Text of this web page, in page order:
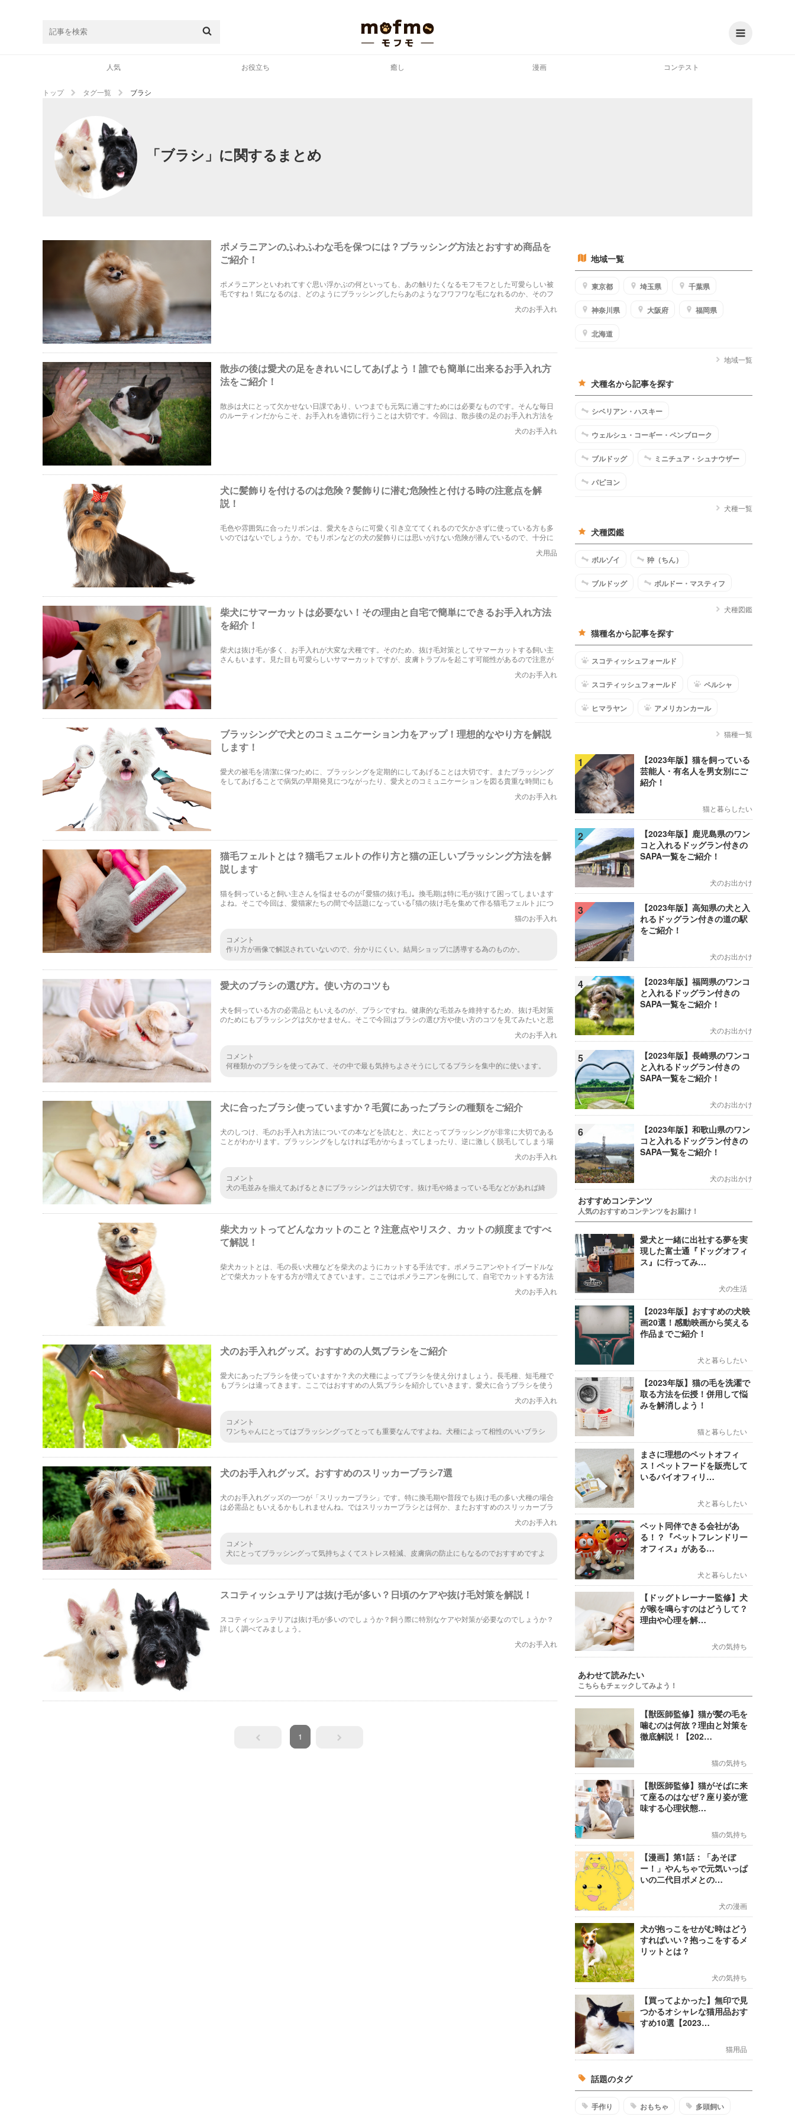
人気 お役立ち 癒し 漫画 コンテスト
トップ タグ一覧 ブラシ
「ブラシ」に関するまとめ
ポメラニアンのふわふわな毛を保つには？ブラッシング方法とおすすめ商品を
ご紹介！
ポメラニアンといわれてすぐ思い浮かぶの何といっても、あの触りたくなるモフモフとした可愛らしい被
毛ですね！気になるのは、どのようにブラッシングしたらあのようなフワフワな毛になれるのか、そのフ
犬のお手入れ
散歩の後は愛犬の足をきれいにしてあげよう！誰でも簡単に出来るお手入れ方
法をご紹介！
散歩は犬にとって欠かせない日課であり、いつまでも元気に過ごすためには必要なものです。そんな毎日
のルーティンだからこそ、お手入れを適切に行うことは大切です。今回は、散歩後の足のお手入れ方法を
犬のお手入れ
犬に髪飾りを付けるのは危険？髪飾りに潜む危険性と付ける時の注意点を解
説！
毛色や雰囲気に合ったリボンは、愛犬をさらに可愛く引き立ててくれるので欠かさずに使っている方も多
いのではないでしょうか。でもリボンなどの犬の髪飾りには思いがけない危険が潜んでいるので、十分に
犬用品
柴犬にサマーカットは必要ない！その理由と自宅で簡単にできるお手入れ方法
を紹介！
柴犬は抜け毛が多く、お手入れが大変な犬種です。そのため、抜け毛対策としてサマーカットする飼い主
さんもいます。見た目も可愛らしいサマーカットですが、皮膚トラブルを起こす可能性があるので注意が
犬のお手入れ
ブラッシングで犬とのコミュニケーション力をアップ！理想的なやり方を解説
します！
愛犬の被毛を清潔に保つために、ブラッシングを定期的にしてあげることは大切です。またブラッシング
をしてあげることで病気の早期発見につながったり、愛犬とのコミュニケーションを図る貴重な時間にも
犬のお手入れ
猫毛フェルトとは？猫毛フェルトの作り方と猫の正しいブラッシング方法を解
説します
猫を飼っていると飼い主さんを悩ませるのが｢愛猫の抜け毛｣。換毛期は特に毛が抜けて困ってしまいます
よね。そこで今回は、愛猫家たちの間で今話題になっている｢猫の抜け毛を集めて作る猫毛フェルト｣につ
猫のお手入れ
コメント
作り方が画像で解説されていないので、分かりにくい。結局ショップに誘導する為のものか。
愛犬のブラシの選び方。使い方のコツも
犬を飼っている方の必需品ともいえるのが、ブラシですね。健康的な毛並みを維持するため、抜け毛対策
のためにもブラッシングは欠かせません。そこで今回はブラシの選び方や使い方のコツを見てみたいと思
犬のお手入れ
コメント
何種類かのブラシを使ってみて、その中で最も気持ちよさそうにしてるブラシを集中的に使います。
犬に合ったブラシ使っていますか？毛質にあったブラシの種類をご紹介
犬のしつけ、毛のお手入れ方法についての本などを読むと、犬にとってブラッシングが非常に大切である
ことがわかります。ブラッシングをしなければ毛がからまってしまったり、逆に激しく脱毛してしまう場
犬のお手入れ
コメント
犬の毛並みを揃えてあげるときにブラッシングは大切です。抜け毛や絡まっている毛などがあれば綺
柴犬カットってどんなカットのこと？注意点やリスク、カットの頻度まですべ
て解説！
柴犬カットとは、毛の長い犬種などを柴犬のようにカットする手法です。ポメラニアンやトイプードルな
どで柴犬カットをする方が増えてきています。ここではポメラニアンを例にして、自宅でカットする方法
犬のお手入れ
犬のお手入れグッズ。おすすめの人気ブラシをご紹介
愛犬にあったブラシを使っていますか？犬の犬種によってブラシを使え分けましょう。長毛種、短毛種で
もブラシは違ってきます。ここではおすすめの人気ブラシを紹介していきます。愛犬に合うブラシを使う
犬のお手入れ
コメント
ワンちゃんにとってはブラッシングってとっても重要なんですよね。犬種によって相性のいいブラシ
犬のお手入れグッズ。おすすめのスリッカーブラシ7選
犬のお手入れグッズの一つが「スリッカーブラシ」です。特に換毛期や普段でも抜け毛の多い犬種の場合
は必需品ともいえるかもしれませんね。ではスリッカーブラシとは何か、またおすすめのスリッカーブラ
犬のお手入れ
コメント
犬にとってブラッシングって気持ちよくてストレス軽減、皮膚病の防止にもなるのでおすすめですよ
スコティッシュテリアは抜け毛が多い？日頃のケアや抜け毛対策を解説！
スコティッシュテリアは抜け毛が多いのでしょうか？飼う際に特別なケアや対策が必要なのでしょうか？
詳しく調べてみましょう。
犬のお手入れ
1
地域一覧
東京都 埼玉県 千葉県
神奈川県 大阪府 福岡県
北海道
地域一覧
犬種名から記事を探す
シベリアン・ハスキー
ウェルシュ・コーギー・ペンブローク
ブルドッグ ミニチュア・シュナウザー
パピヨン
犬種一覧
犬種図鑑
ボルゾイ 狆（ちん）
ブルドッグ ボルドー・マスティフ
犬種図鑑
猫種名から記事を探す
スコティッシュフォールド
スコティッシュフォールド ペルシャ
ヒマラヤン アメリカンカール
猫種一覧
1
【2023年版】猫を飼っている
芸能人・有名人を男女別にご
紹介！
猫と暮らしたい
2
【2023年版】鹿児島県のワン
コと入れるドッグラン付きの
SAPA一覧をご紹介！
犬のお出かけ
3
【2023年版】高知県の犬と入
れるドッグラン付きの道の駅
をご紹介！
犬のお出かけ
4
【2023年版】福岡県のワンコ
と入れるドッグラン付きの
SAPA一覧をご紹介！
犬のお出かけ
5
【2023年版】長崎県のワンコ
と入れるドッグラン付きの
SAPA一覧をご紹介！
犬のお出かけ
6
【2023年版】和歌山県のワン
コと入れるドッグラン付きの
SAPA一覧をご紹介！
犬のお出かけ
おすすめコンテンツ
人気のおすすめコンテンツをお届け！
愛犬と一緒に出社する夢を実
現した富士通『ドッグオフィ
ス』に行ってみ…
犬の生活
【2023年版】おすすめの犬映
画20選！感動映画から笑える
作品までご紹介！
犬と暮らしたい
【2023年版】猫の毛を洗濯で
取る方法を伝授！併用して悩
みを解消しよう！
猫と暮らしたい
まさに理想のペットオフィ
ス！ペットフードを販売して
いるバイオフィリ…
犬と暮らしたい
ペット同伴できる会社があ
る！？『ペットフレンドリー
オフィス』がある…
犬と暮らしたい
【ドッグトレーナー監修】犬
が喉を鳴らすのはどうして？
理由や心理を解…
犬の気持ち
あわせて読みたい
こちらもチェックしてみよう！
【獣医師監修】猫が髪の毛を
噛むのは何故？理由と対策を
徹底解説！【202…
猫の気持ち
【獣医師監修】猫がそばに来
て座るのはなぜ？座り姿が意
味する心理状態…
猫の気持ち
【漫画】第1話：「あそぼ
ー！」やんちゃで元気いっぱ
いの二代目ポメとの…
犬の漫画
犬が抱っこをせがむ時はどう
すればいい？抱っこをするメ
リットとは？
犬の気持ち
【買ってよかった】無印で見
つかるオシャレな猫用品おす
すめ10選【2023…
猫用品
話題のタグ
手作り おもちゃ 多頭飼い